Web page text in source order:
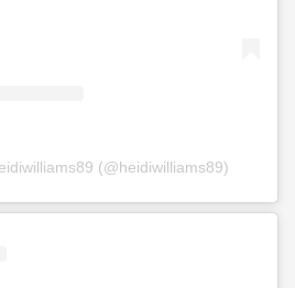
(@heidiwilliams89)